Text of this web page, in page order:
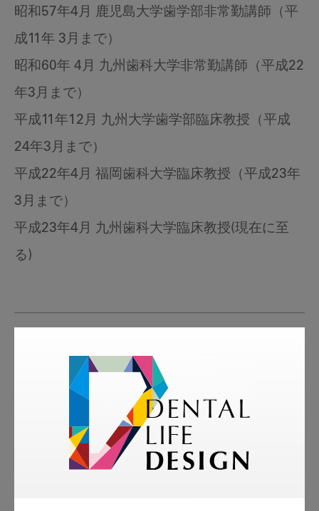
昭和57年4月 鹿児島大学歯学部非常勤講師（平
成11年 3月まで）
昭和60年 4月 九州歯科大学非常勤講師（平成22
年3月まで）
平成11年12月 九州大学歯学部臨床教授（平成
24年3月まで）
平成22年4月 福岡歯科大学臨床教授（平成23年
3月まで）
平成23年4月 九州歯科大学臨床教授(現在に至
る)
お悩み相談室
スマイル＋アーカイブ
動画 歯科衛生士